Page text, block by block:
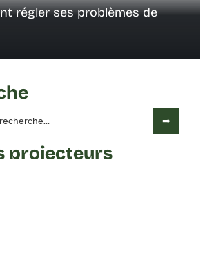
régler ses problèmes de
projecteurs